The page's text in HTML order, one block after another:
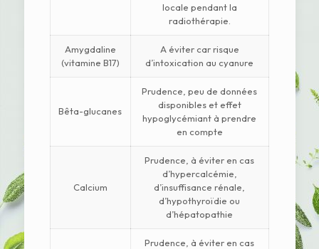
locale pendant la
radiothérapie.
Amygdaline
(vitamine B17)
A éviter car risque
d’intoxication au cyanure
Bêta-glucanes
Prudence, peu de données
disponibles et effet
hypoglycémiant à prendre
en compte
Calcium
Prudence, à éviter en cas
d’hypercalcémie,
d’insuffisance rénale,
d’hypothyroïdie ou
d’hépatopathie
Prudence, à éviter en cas